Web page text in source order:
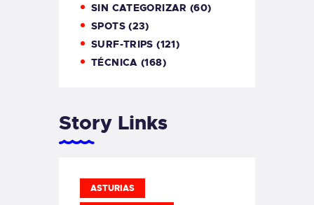
SIN CATEGORIZAR (60)
SPOTS(23)
SURF-TRIPS (121)
TÉCNICA (168)
Story Links
ASTURIAS